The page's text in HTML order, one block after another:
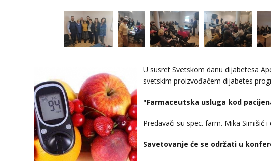
U susret Svetskom danu dijabetesa
svetskim proizvođačem dijabetes
"Farmaceutska usluga kod
Predavači su spec. farm. Mika Simišić
Savetovanje će se održati u